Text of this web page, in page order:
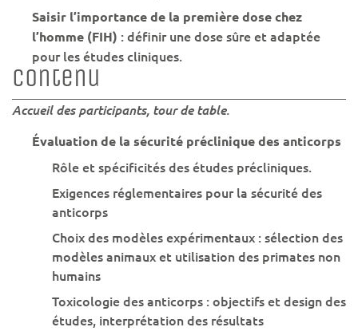
Saisir l’importance de la première dose chez
l’homme (FIH) : définir une dose sûre et adaptée
pour les études cliniques.
Contenu
Accueil des participants, tour de table.
Évaluation de la sécurité préclinique des anticorps
Rôle et spécificités des études précliniques.
Exigences réglementaires pour la sécurité des
anticorps
Choix des modèles expérimentaux : sélection des
modèles animaux et utilisation des primates non
humains
Toxicologie des anticorps : objectifs et design des
études, interprétation des résultats